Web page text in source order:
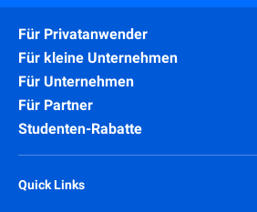
Für Privatanwender
Für kleine Unternehmen
Für Unternehmen
Für Partner
Studenten-Rabatte
Quick Links